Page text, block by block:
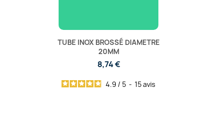
TUBE INOX BROSSÉ DIAMETRE
20MM
8,74 €
4.9 / 5 - 15avis